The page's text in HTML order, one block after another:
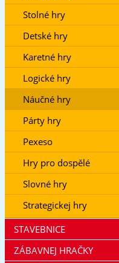
Stolné hry
Detské hry
Karetné hry
Logické hry
Náučné hry
Párty hry
Pexeso
Hry pro dospělé
Slovné hry
Strategickej hry
STAVEBNICE
ZÁBAVNEJ HRAČKY